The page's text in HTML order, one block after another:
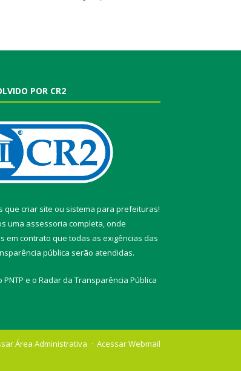
POR CR2
que criar site ou sistema para prefeituras!
uma assessoria completa, onde
em contrato que todas as exigências das
pública serão atendidas.
PNTP e o Radar da Transparência Pública
Área Administrativa Acessar Webmail